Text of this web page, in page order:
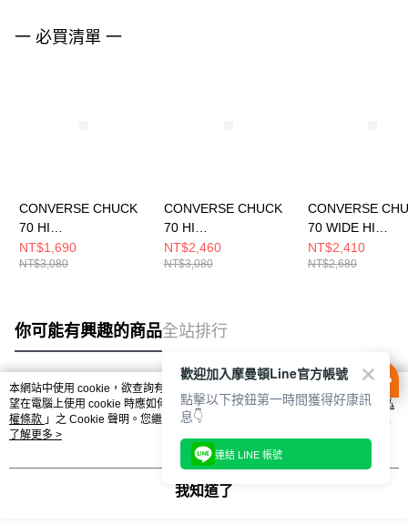
一 必買清單 一
CONVERSE CHUCK
70 HI
WHITE/WHITE/GOLD
女 休閒鞋 A06808C
NT$1,690
NT$3,080
CONVERSE CHUCK
70 HI
BLACK/BLACK/WHIT
E 男女 休閒鞋
NT$2,460
NT$3,080
CONVERSE
70 WIDE HI
BLACK/BLACK/
T 男女 休閒鞋
NT$2,410
NT$2,680
你可能有興趣的商品全站排行
熱門標籤
本網站中使用 cookie，欲查詢有關本網站使用 cookie 方式之詳情，及若您不希
望在電腦上使用 cookie 時應如何變更電腦的 cookie 設定，請參閱本網站「
隱私
權條款 」之 Cookie 聲明。您繼續使用本網站即表示您同意本公司得按本網站使
用條款之 Cookie 聲明使用 cookie。
了解更多 >
我知道了
歡迎加入摩曼頓Line官方帳號
點擊以下按鈕第一時間獲得好康訊
息👇
連結 LINE 帳號